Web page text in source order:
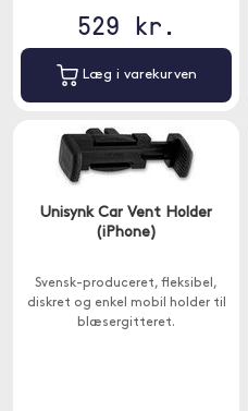
529 kr.
Læg i varekurven
Unisynk Car Vent Holder
(iPhone)
Svensk-produceret, fleksibel,
diskret og enkel mobil holder til
blæsergitteret.